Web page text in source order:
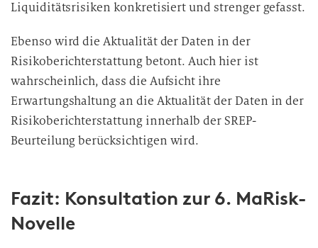
Liquiditätsrisiken konkretisiert und strenger gefasst.
Ebenso wird die Aktualität der Daten in der
Risikoberichterstattung betont. Auch hier ist
wahrscheinlich, dass die Aufsicht ihre
Erwartungshaltung an die Aktualität der Daten in der
Risikoberichterstattung innerhalb der SREP-
Beurteilung berücksichtigen wird.
Fazit: Konsultation zur 6. MaRisk-
Novelle